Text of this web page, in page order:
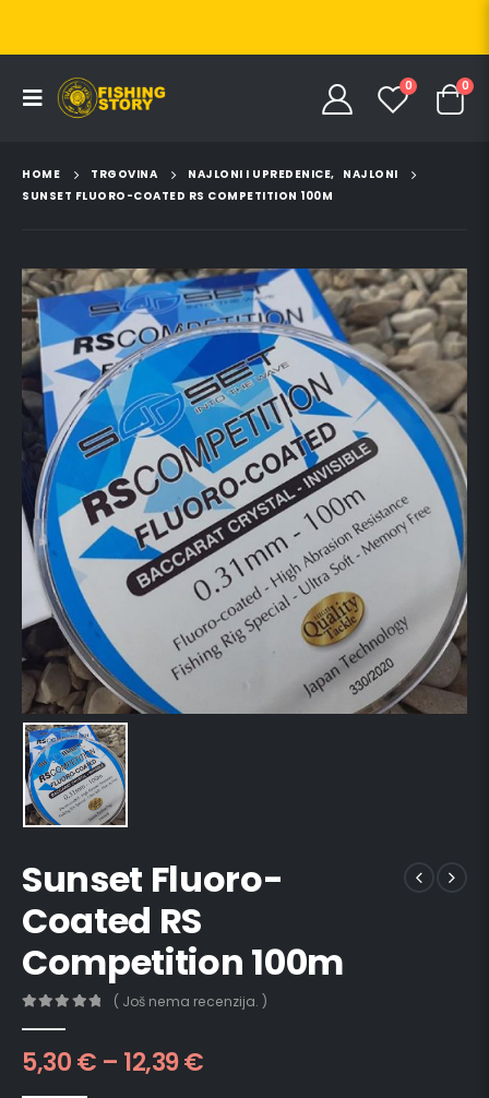
0 0
HOME TRGOVINA NAJLONI I UPREDENICE, NAJLONI
SUNSET FLUORO-COATED RS COMPETITION 100M
Sunset Fluoro-
Coated RS
Competition 100m
( Još nema recenzija. )
5,30€ – 12,39€